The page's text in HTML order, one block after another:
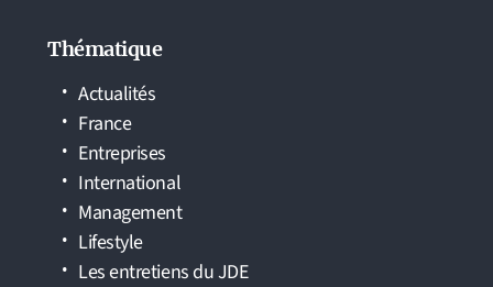
Thématique
Actualités
France
Entreprises
International
Management
Lifestyle
Les entretiens du JDE